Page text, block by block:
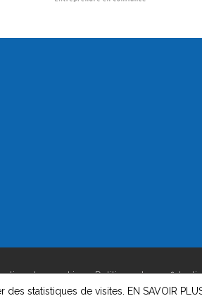
des cookies-Politique de
des statistiques de visites. EN SAVOIR